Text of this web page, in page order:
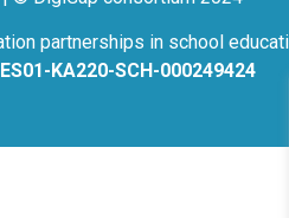
partnerships in school
KA220-SCH-000249424